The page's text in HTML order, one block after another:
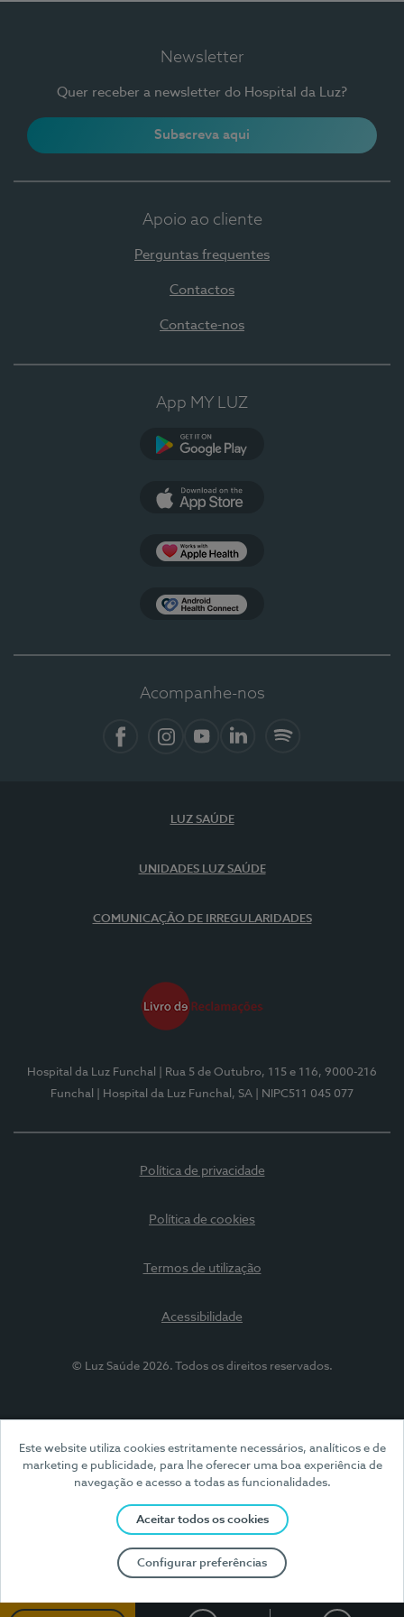
Este website utiliza cookies estritamente necessários, analíticos e de
marketing e publicidade, para lhe oferecer uma boa experiência de
navegação e acesso a todas as funcionalidades.
Aceitar todos os cookies
Configurar preferências
Newsletter
Quer receber a newsletter do Hospital da Luz?
Subscreva aqui
Apoio ao cliente
Perguntas frequentes
Contactos
Contacte-nos
App MY LUZ
Acompanhe-nos
LUZ SAÚDE
UNIDADES LUZ SAÚDE
COMUNICAÇÃO DE IRREGULARIDADES
Hospital da Luz Funchal
| Rua 5 de Outubro, 115 e 116, 9000-216
Funchal
| Hospital da Luz Funchal, SA | NIPC511 045 077
Política de privacidade
Política de cookies
Termos de utilização
Acessibilidade
© Luz Saúde 2026. Todos os direitos reservados.